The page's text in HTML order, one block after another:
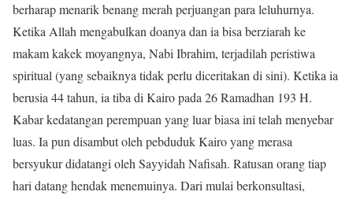
berharap menarik benang merah perjuangan para leluhurnya.
Ketika Allah mengabulkan doanya dan ia bisa berziarah ke
makam kakek moyangnya, Nabi Ibrahim, terjadilah peristiwa
spiritual (yang sebaiknya tidak perlu diceritakan di sini). Ketika ia
berusia 44 tahun, ia tiba di Kairo pada 26 Ramadhan 193 H.
Kabar kedatangan perempuan yang luar biasa ini telah menyebar
luas. Ia pun disambut oleh pebduduk Kairo yang merasa
bersyukur didatangi oleh Sayyidah Nafisah. Ratusan orang tiap
hari datang hendak menemuinya. Dari mulai berkonsultasi,